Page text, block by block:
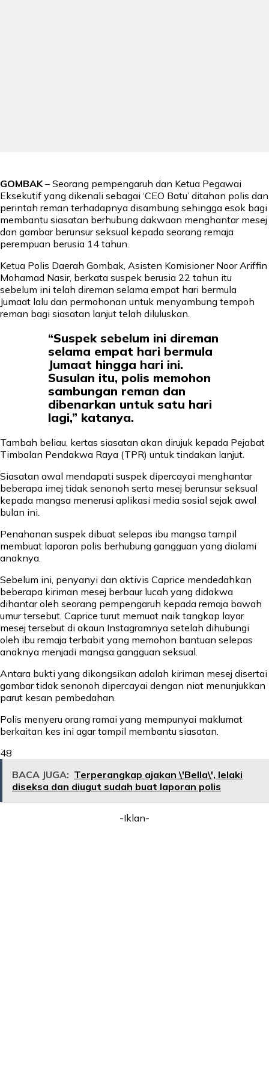
GOMBAK– Seorang pempengaruh dan Ketua Pegawai
Eksekutif yang dikenali sebagai ‘CEO Batu’ ditahan polis dan
perintah reman terhadapnya disambung sehingga esok bagi
membantu siasatan berhubung dakwaan menghantar mesej
dan gambar berunsur seksual kepada seorang remaja
perempuan berusia 14 tahun.
Ketua Polis Daerah Gombak, Asisten Komisioner Noor Ariffin
Mohamad Nasir, berkata suspek berusia 22 tahun itu
sebelum ini telah direman selama empat hari bermula
Jumaat lalu dan permohonan untuk menyambung tempoh
reman bagi siasatan lanjut telah diluluskan.
“Suspek sebelum ini direman
selama empat hari bermula
Jumaat hingga hari ini.
Susulan itu, polis memohon
sambungan reman dan
dibenarkan untuk satu hari
lagi,” katanya.
Tambah beliau, kertas siasatan akan dirujuk kepada Pejabat
Timbalan Pendakwa Raya (TPR) untuk tindakan lanjut.
Siasatan awal mendapati suspek dipercayai menghantar
beberapa imej tidak senonoh serta mesej berunsur seksual
kepada mangsa menerusi aplikasi media sosial sejak awal
bulan ini.
Penahanan suspek dibuat selepas ibu mangsa tampil
membuat laporan polis berhubung gangguan yang dialami
anaknya.
Sebelum ini, penyanyi dan aktivis Caprice mendedahkan
beberapa kiriman mesej berbaur lucah yang didakwa
dihantar oleh seorang pempengaruh kepada remaja bawah
umur tersebut. Caprice turut memuat naik tangkap layar
mesej tersebut di akaun Instagramnya setelah dihubungi
oleh ibu remaja terbabit yang memohon bantuan selepas
anaknya menjadi mangsa gangguan seksual.
Antara bukti yang dikongsikan adalah kiriman mesej disertai
gambar tidak senonoh dipercayai dengan niat menunjukkan
parut kesan pembedahan.
Polis menyeru orang ramai yang mempunyai maklumat
berkaitan kes ini agar tampil membantu siasatan.
48
BACA JUGA: Terperangkap ajakan \'Bella\', lelaki
diseksa dan diugut sudah buat laporan polis
-Iklan-